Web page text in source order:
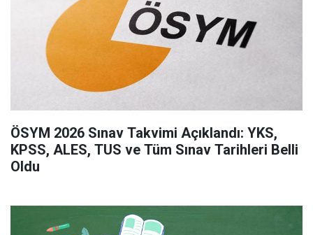
ÖSYM 2026 Sınav Takvimi Açıklandı: YKS,
KPSS, ALES, TUS ve Tüm Sınav Tarihleri Belli
Oldu